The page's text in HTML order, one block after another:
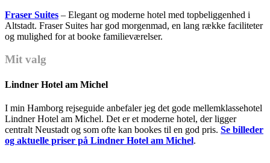
Fraser Suites – Elegant og moderne hotel med topbeliggenhed i
Altstadt. Fraser Suites har god morgenmad, en lang række faciliteter
og mulighed for at booke familieværelser.
Mit valg
Lindner Hotel am Michel
I min Hamborg rejseguide anbefaler jeg det gode mellemklassehotel
Lindner Hotel am Michel. Det er et moderne hotel, der ligger
centralt Neustadt og som ofte kan bookes til en god pris. Se billeder
og aktuelle priser på Lindner Hotel am Michel.